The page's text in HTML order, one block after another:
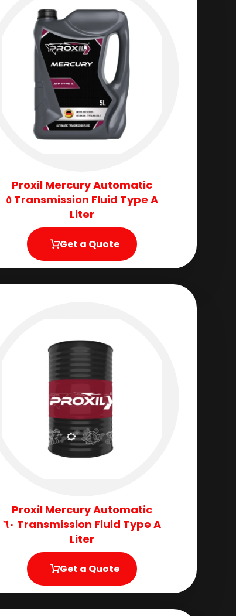
Proxil Mercury Automatic
Transmission Fluid​ Type A ٥
Liter
Get a Quote
Proxil Mercury Automatic
Transmission Fluid​ Type A ٦٠
Liter
Get a Quote